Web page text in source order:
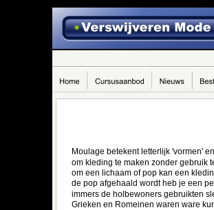
Moulage betekent letterlijk 'vormen'
om kleding te maken zonder gebruik
om een lichaam of pop kan een
de pop afgehaald wordt heb je een
immers de holbewoners gebruikten
Grieken en Romeinen waren ware